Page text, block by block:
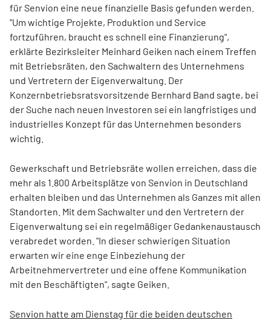
für Senvion eine neue finanzielle Basis gefunden werden.
"Um wichtige Projekte, Produktion und Service
fortzuführen, braucht es schnell eine Finanzierung",
erklärte Bezirksleiter Meinhard Geiken nach einem Treffen
mit Betriebsräten, den Sachwaltern des Unternehmens
und Vertretern der Eigenverwaltung. Der
Konzernbetriebsratsvorsitzende Bernhard Band sagte, bei
der Suche nach neuen Investoren sei ein langfristiges und
industrielles Konzept für das Unternehmen besonders
wichtig.
Gewerkschaft und Betriebsräte wollen erreichen, dass die
mehr als 1.800 Arbeitsplätze von Senvion in Deutschland
erhalten bleiben und das Unternehmen als Ganzes mit allen
Standorten. Mit dem Sachwalter und den Vertretern der
Eigenverwaltung sei ein regelmäßiger Gedankenaustausch
verabredet worden. "In dieser schwierigen Situation
erwarten wir eine enge Einbeziehung der
Arbeitnehmervertreter und eine offene Kommunikation
mit den Beschäftigten", sagte Geiken.
Senvion hatte am Dienstag für die beiden deutschen